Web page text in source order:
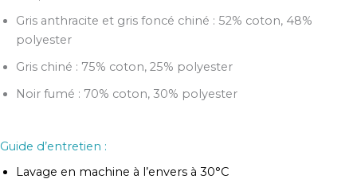
Gris anthracite et gris foncé chiné : 52% coton, 48%
polyester
Gris chiné : 75% coton, 25% polyester
Noir fumé : 70% coton, 30% polyester
Guide d’entretien :
Lavage en machine à l’envers à 30°C